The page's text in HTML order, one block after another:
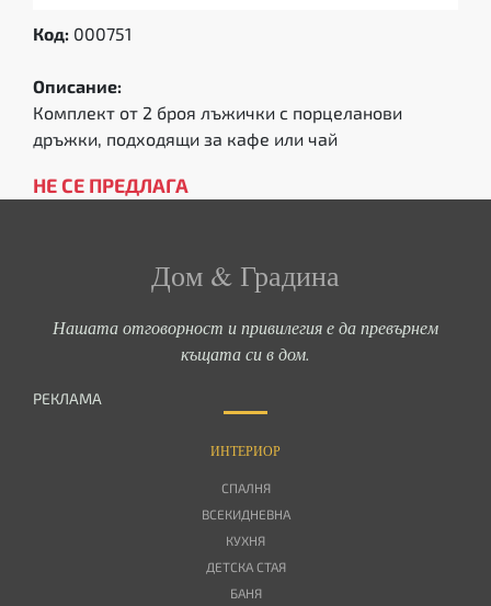
Код: 000751
Описание:
Комплект от 2 броя лъжички с порцеланови
дръжки, подходящи за кафе или чай
НЕ СЕ ПРЕДЛАГА
Дом & Градина
Нашата отговорност и привилегия е да превърнем
къщата си в дом.
РЕКЛАМА
ИНТЕРИОР
СПАЛНЯ
ВСЕКИДНЕВНА
КУХНЯ
ДЕТСКА СТАЯ
БАНЯ